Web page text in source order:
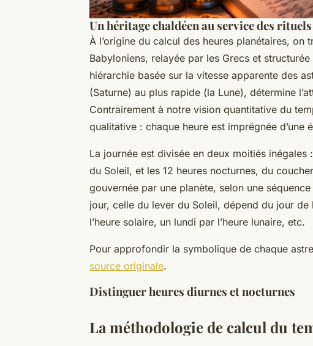
Un héritage chaldéen au service des rituels
À l’origine du calcul des heures planétaires, on
Babyloniens, relayée par les Grecs et
hiérarchie basée sur la vitesse apparente des
(Saturne) au plus rapide (la Lune), détermine
Contrairement à notre vision quantitative du
qualitative : chaque heure est imprégnée d’une
La journée est divisée en deux moitiés
du Soleil, et les 12 heures nocturnes, du
gouvernée par une planète, selon une
jour, celle du lever du Soleil, dépend du jour
l’heure solaire, un lundi par l’heure lunaire, etc.
Pour approfondir la symbolique de chaque
source originale.
Distinguer heures diurnes et nocturnes
La méthodologie de calcul du